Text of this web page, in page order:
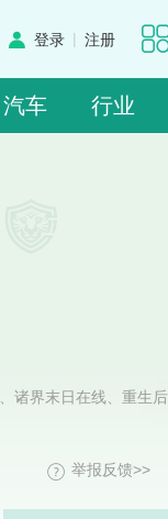
登录 | 注册
汽车 行业
诸界末日在线、重生后
举报反馈>>